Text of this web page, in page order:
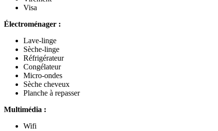
Visa
Électroménager :
Lave-linge
Sèche-linge
Réfrigérateur
Congélateur
Micro-ondes
Sèche cheveux
Planche à repasser
Multimédia :
Wifi